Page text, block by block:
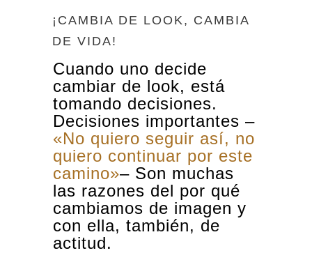
¡CAMBIA DE LOOK, CAMBIA
DE VIDA!
Cuando uno decide
cambiar de look, está
tomando decisiones.
Decisiones importantes –
«No quiero seguir así, no
quiero continuar por este
camino»– Son muchas
las razones del por qué
cambiamos de imagen y
con ella, también, de
actitud.